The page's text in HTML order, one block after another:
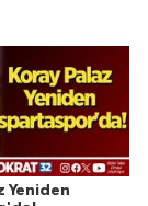
Yeniden